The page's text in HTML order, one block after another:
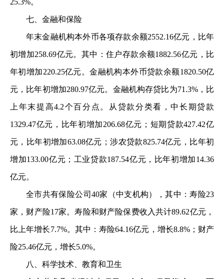
25.3%。
七、金融和保险
年末金融机构本外币各项存款余额2552.16亿元，比年
初增加258.69亿元。其中：住户存款余额1882.56亿元，比
年初增加220.25亿元。金融机构本外币贷款余额1820.50亿
元，比年初增加280.97亿元。金融机构存贷比为71.3%，比
上年末提高4.2个百分点。从贷款分类看，中长期贷款
1329.47亿元，比年初增加206.68亿元；短期贷款427.42亿
元，比年初增加63.08亿元；涉农贷款825.74亿元，比年初
增加133.00亿元；工业贷款187.54亿元，比年初增加14.36
亿元。
全市共有保险公司40家（中支机构），其中：寿险23
家，财产险17家。寿险和财产险保费收入共计89.62亿元，
比上年增长7.7%。其中：寿险64.16亿元，增长8.8%；财产
险25.46亿元，增长5.0%。
八、科学技术、教育和卫生